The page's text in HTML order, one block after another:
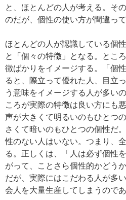
と、ほとんどの人が考える。そ
のだが、個性の使い方が間違っ
ほとんどの人が認識している個
と「個々の特徴」となる。とこ
徴ばかりをイメージする。「個
ると、際立って優れた人、目立
う意味をイメージする人が多い
ころが実際の特徴は良い方にも
声が大きくて明るいのもひとつ
さくて暗いのもひとつの個性だ
性のない人はいない。つまり、
る。正しくは、「人は必ず個性
がって、ことさら個性的かどう
だが、実際にはこだわる人が多
会人を大量生産してしまうのであ